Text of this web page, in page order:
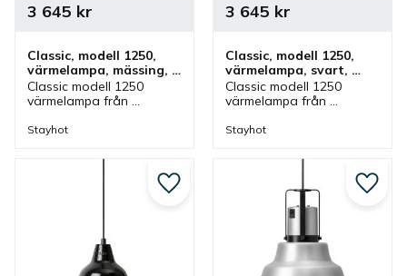
Classic, modell 1250,
värmelampa, mässing,
fastmontering
Classic modell 1250
värmelampa från
fastmontering.
kabel och höjd som finns
3 645 kr
Stayhot
Classic, modell 1250,
värmelampa, svart,
fastmontering
Classic modell 1250
värmelampa från
fastmontering.
kabel och höjd som finns
3 645 kr
Stayhot
Lägg till i favoriter Lägg